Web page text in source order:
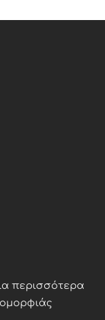
περισσότερα